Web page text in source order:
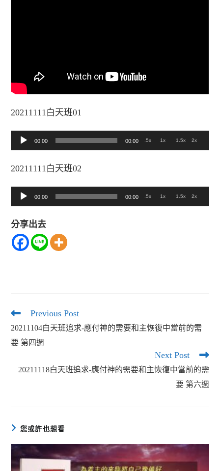
20211111白天班01
播
放
器
00:00 00:00 .5x 1x 1.5x 2x
20211111白天班02
播
放
00:00 00:00 .5x 1x 1.5x 2x
分享出去
Read
articles
Previous Post
20211104白天班追求-應付神的需要和主恢復中當前的需
要 第四週
Next Post
20211118白天班追求-應付神的需要和主恢復中當前的需
要 第六週
您或許也想看